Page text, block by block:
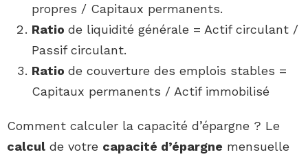
propres / Capitaux permanents.
Ratio de liquidité générale = Actif circulant /
Passif circulant.
Ratio de couverture des emplois stables =
Capitaux permanents / Actif immobilisé
Comment calculer la capacité d’épargne ? Le
calcul de votre capacité d’épargne mensuelle